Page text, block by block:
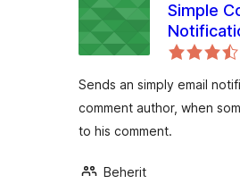
Simple
Sends an simply email
comment author, when
to his comment.
Beherit